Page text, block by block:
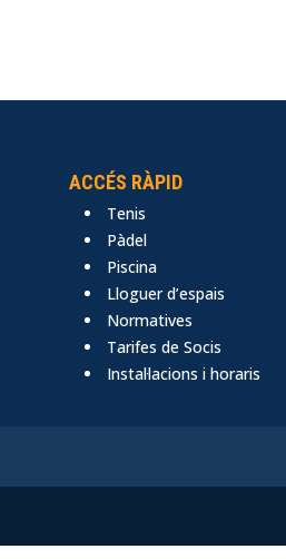
ACCÉS RÀPID
Tenis
Pàdel
Piscina
Lloguer d’espais
Normatives
Tarifes de Socis
Instal·lacions i horaris